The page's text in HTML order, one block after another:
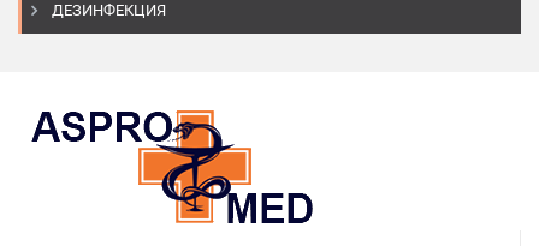
ДЕЗИНФЕКЦИЯ